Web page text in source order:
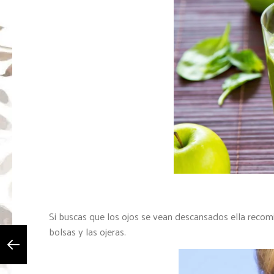
Si buscas que los ojos se vean descansados ella
bolsas y las ojeras.